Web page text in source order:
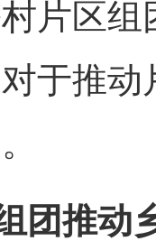
片区
于推
团推动